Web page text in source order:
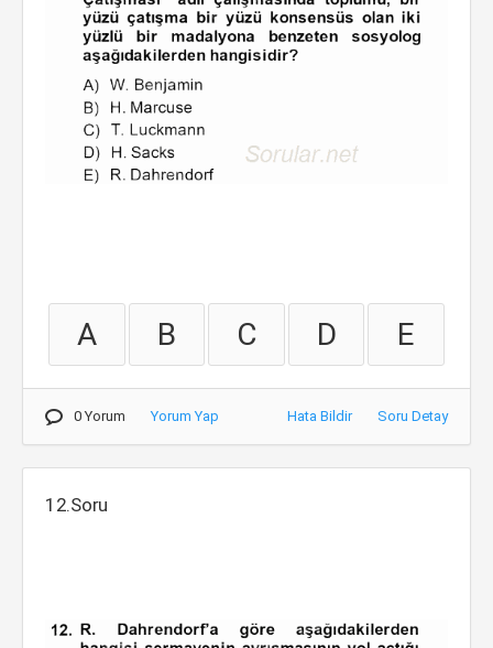
A B C D E
0 Yorum Yorum Yap Hata Bildir Soru Detay
12.Soru